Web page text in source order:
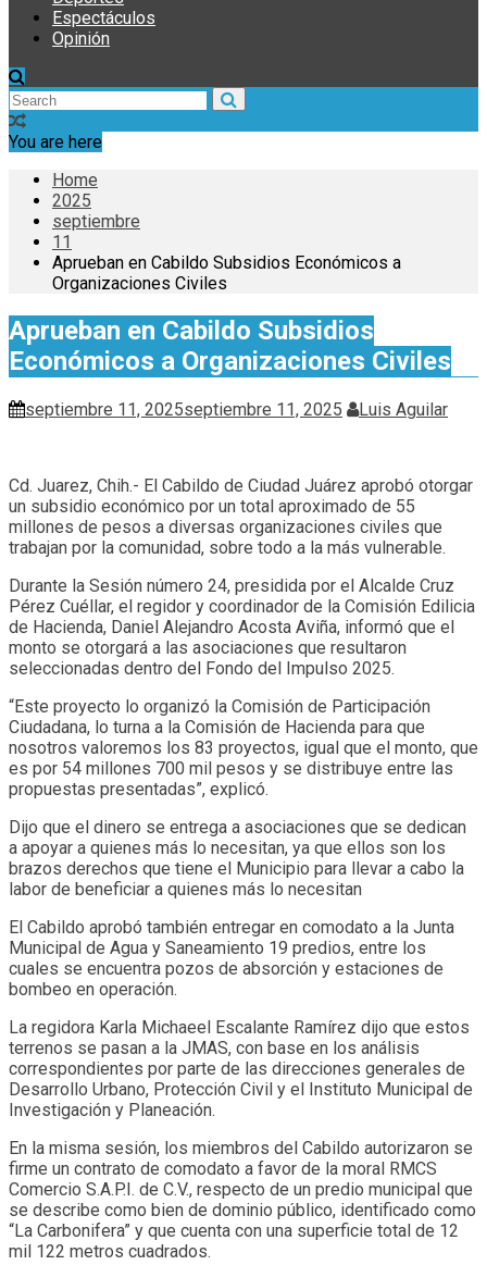
Espectáculos
Opinión
You are here
Home
2025
septiembre
11
Aprueban en Cabildo Subsidios Económicos a
Organizaciones Civiles
Aprueban en Cabildo Subsidios
Económicos a Organizaciones Civiles
septiembre 11, 2025septiembre 11, 2025 Luis Aguilar
Cd. Juarez, Chih.- El Cabildo de Ciudad Juárez aprobó otorgar
un subsidio económico por un total aproximado de 55
millones de pesos a diversas organizaciones civiles que
trabajan por la comunidad, sobre todo a la más vulnerable.
Durante la Sesión número 24, presidida por el Alcalde Cruz
Pérez Cuéllar, el regidor y coordinador de la Comisión Edilicia
de Hacienda, Daniel Alejandro Acosta Aviña, informó que el
monto se otorgará a las asociaciones que resultaron
seleccionadas dentro del Fondo del Impulso 2025.
“Este proyecto lo organizó la Comisión de Participación
Ciudadana, lo turna a la Comisión de Hacienda para que
nosotros valoremos los 83 proyectos, igual que el monto, que
es por 54 millones 700 mil pesos y se distribuye entre las
propuestas presentadas”, explicó.
Dijo que el dinero se entrega a asociaciones que se dedican
a apoyar a quienes más lo necesitan, ya que ellos son los
brazos derechos que tiene el Municipio para llevar a cabo la
labor de beneficiar a quienes más lo necesitan
El Cabildo aprobó también entregar en comodato a la Junta
Municipal de Agua y Saneamiento 19 predios, entre los
cuales se encuentra pozos de absorción y estaciones de
bombeo en operación.
La regidora Karla Michaeel Escalante Ramírez dijo que estos
terrenos se pasan a la JMAS, con base en los análisis
correspondientes por parte de las direcciones generales de
Desarrollo Urbano, Protección Civil y el Instituto Municipal de
Investigación y Planeación.
En la misma sesión, los miembros del Cabildo autorizaron se
firme un contrato de comodato a favor de la moral RMCS
Comercio S.A.P.I. de C.V., respecto de un predio municipal que
se describe como bien de dominio público, identificado como
“La Carbonifera” y que cuenta con una superficie total de 12
mil 122 metros cuadrados.